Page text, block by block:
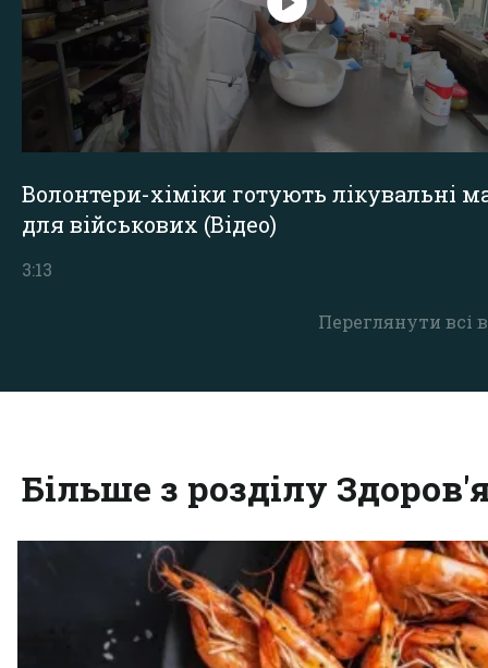
Переглянути всі
Волонтери-хіміки готують лікувальні
для військових (Відео)
3:13
Більше з розділу